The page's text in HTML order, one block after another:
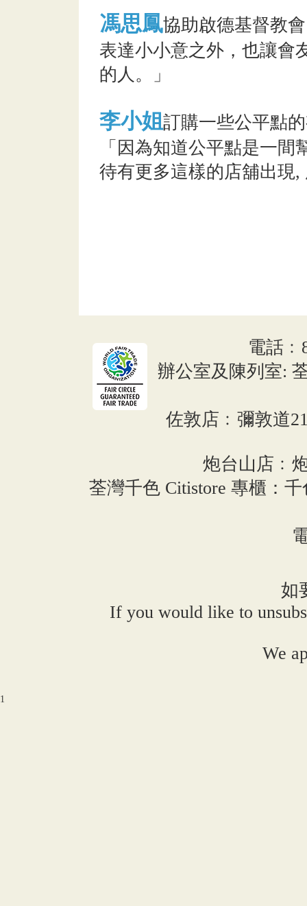
馮思鳳協助啟德基督教
表達小小意之外，也讓會
的人。」
李小姐訂購一些公平點
「因為知道公平點是一
待有更多這樣的店舖出現
電話
辦公室及陳列室:
佐敦店﹕彌敦道
炮台山店﹕
荃灣千色 Citistore 專櫃：
如
If you would like to
We
1